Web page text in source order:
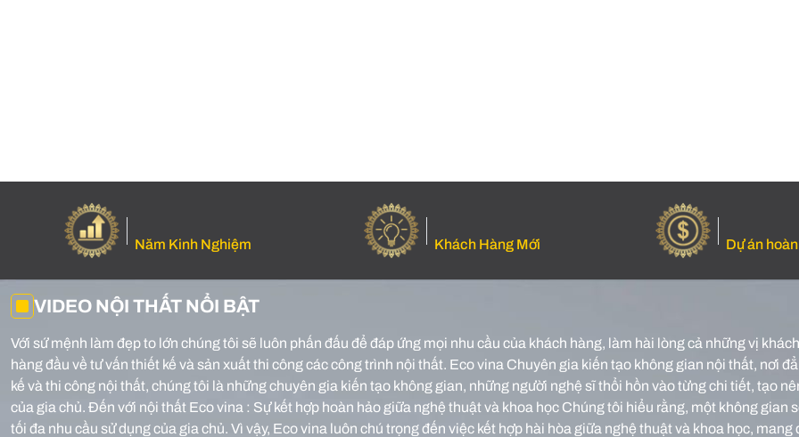
Năm Kinh Nghiệm Khách Hàng Mới Dự án
VIDEO NỘI THẤT NỔI BẬT
Với sứ mệnh làm đẹp to lớn chúng tôi sẽ luôn phấn đấu để đáp ứng mọi nhu cầu của khách hàng, làm hài lòng cả những vị
hàng đầu về tư vấn thiết kế và sản xuất thi công các công trình nội thất. Eco vina Chuyên gia kiến tạo không gian nội thất, nơi
kế và thi công nội thất, chúng tôi là những chuyên gia kiến tạo không gian, những người nghệ sĩ thổi hồn vào từng chi tiết, tạo
của gia chủ. Đến với nội thất Eco vina : Sự kết hợp hoàn hảo giữa nghệ thuật và khoa học Chúng tôi hiểu rằng, một không gian
tối đa nhu cầu sử dụng của gia chủ. Vì vậy, Eco vina luôn chú trọng đến việc kết hợp hài hòa giữa nghệ thuật và khoa học,